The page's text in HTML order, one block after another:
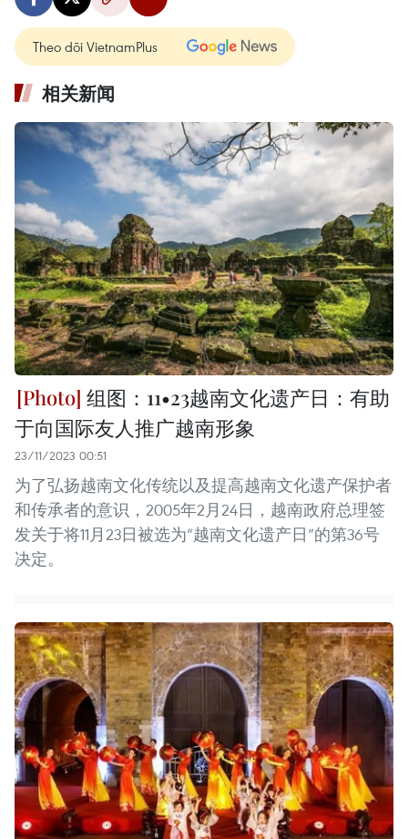
Theo dõi VietnamPlus
相关新闻
组图：11•23越南文化遗产日：有助
于向国际友人推广越南形象
23/11/2023 00:51
为了弘扬越南文化传统以及提高越南文化遗产保护者
和传承者的意识，2005年2月24日，越南政府总理签
发关于将11月23日被选为“越南文化遗产日”的第36号
决定。